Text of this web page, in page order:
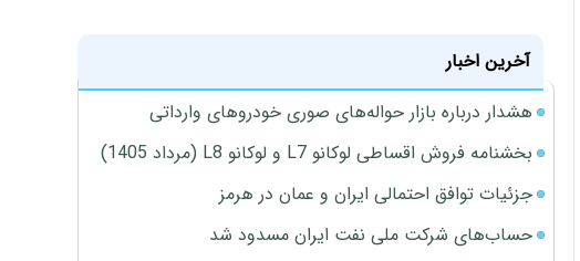
آخرین اخبار
هشدار درباره بازار حواله‌های صوری خودروهای وارداتی
بخشنامه فروش اقساطی لوکانو L7 و لوکانو L8 (مرداد 1405)
جزئیات توافق احتمالی ایران و عمان در هرمز
حساب‌های شرکت ملی نفت ایران مسدود شد